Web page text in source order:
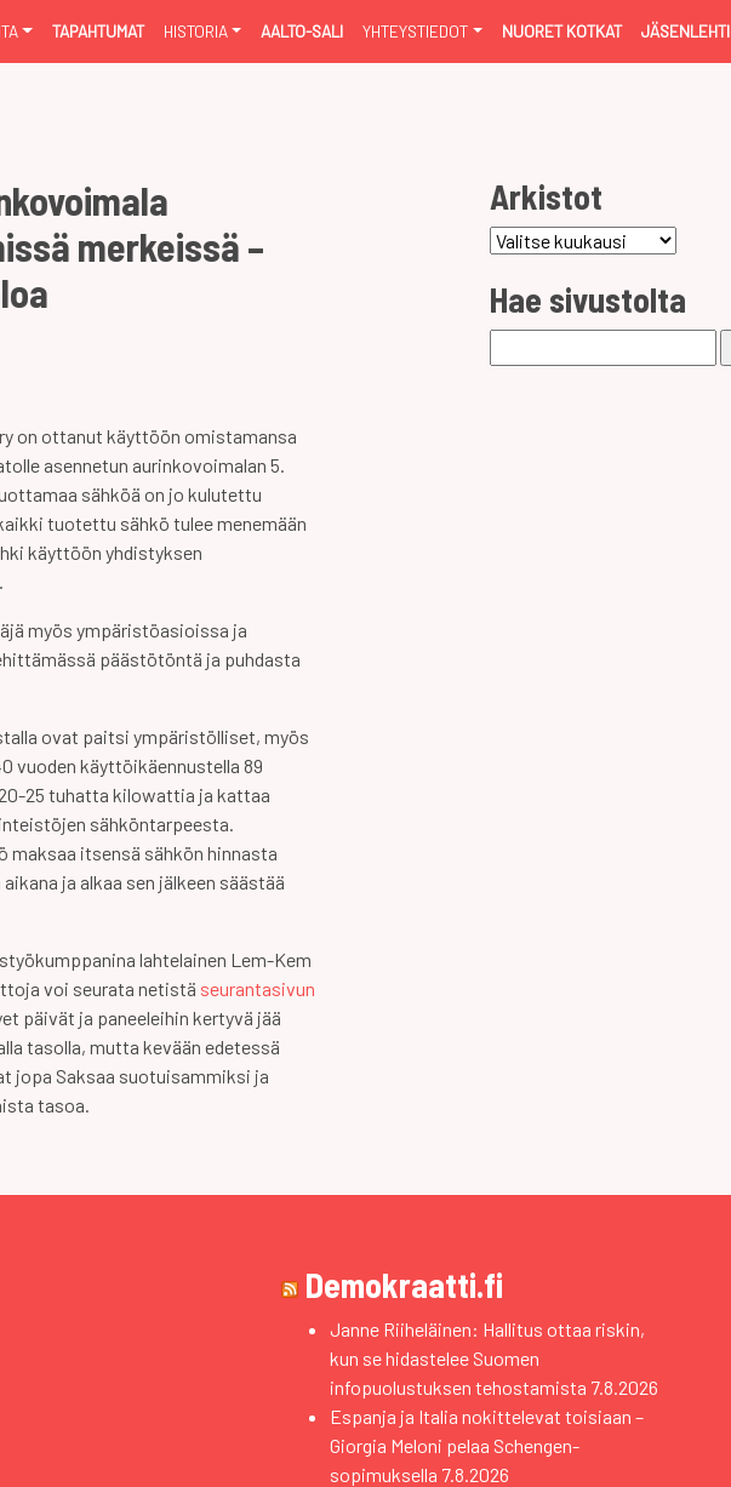
TAPAHTUMAT HISTORIA AALTO-SALI YHTEYSTIEDOT NUORET KOTKAT JÄSENLEHTI
merkeissä –
on ottanut käyttöön omistamansa
asennetun aurinkovoimalan 5.
sähköä on jo kulutettu
tuotettu sähkö tulee menemään
käyttöön yhdistyksen
.
myös ympäristöasioissa ja
päästötöntä ja puhdasta
ovat paitsi ympäristölliset, myös
vuoden käyttöikäennustella 89
25 tuhatta kilowattia ja kattaa
sähköntarpeesta.
itsensä sähkön hinnasta
ja alkaa sen jälkeen säästää
lahtelainen Lem-Kem
voi seurata netistä seurantasivun
päivät ja paneeleihin kertyvä jää
tasolla, mutta kevään edetessä
jopa Saksaa suotuisammiksi ja
tasoa.
Arkistot
Arkistot
Hae sivustolta
Demokraatti.fi
Janne Riiheläinen: Hallitus ottaa riskin,
kun se hidastelee Suomen
infopuolustuksen tehostamista 7.8.2026
Espanja ja Italia nokittelevat toisiaan –
Giorgia Meloni pelaa Schengen-
sopimuksella 7.8.2026